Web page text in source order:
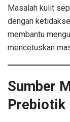
Masalah kulit
dengan
membantu
mencetuskan
Sumber
Prebiotik